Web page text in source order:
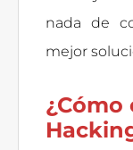
nada de
mejor
¿Cómo